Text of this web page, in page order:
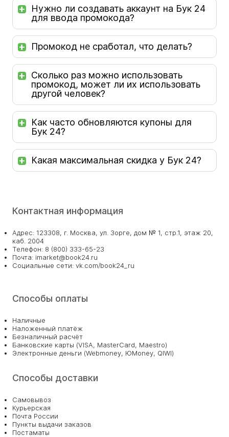
Нужно ли создавать аккаунт на Бук 24
для ввода промокода?
Промокод не сработал, что делать?
Сколько раз можно использовать
промокод, может ли их использовать
другой человек?
Как часто обновляются купоны для
Бук 24?
Какая максимальная скидка у Бук 24?
Контактная информация
Адрес: 123308, г. Москва, ул. Зорге, дом № 1, стр.1, этаж 20,
каб. 2004
Телефон: 8 (800) 333-65-23
Почта: imarket@book24.ru
Социальные сети: vk.com/book24_ru
Способы оплаты
Наличные
Наложенный платёж
Безналичный расчёт
Банковские карты (VISA, MasterCard, Maestro)
Электронные деньги (Webmoney, ЮMoney, QIWI)
Способы доставки
Самовывоз
Курьерская
Почта России
Пункты выдачи заказов
Постаматы